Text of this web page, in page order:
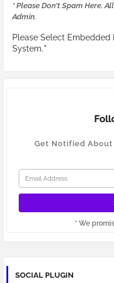
* Please Don't Spam Here.
Admin.
Please Select Embedded
System.*
Get Notified
* We
SOCIAL PLUGIN